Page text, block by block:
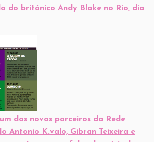
do britânico Andy Blake no Rio, dia
dos novos parceiros da Rede
Antonio K.valo, Gibran Teixeira e